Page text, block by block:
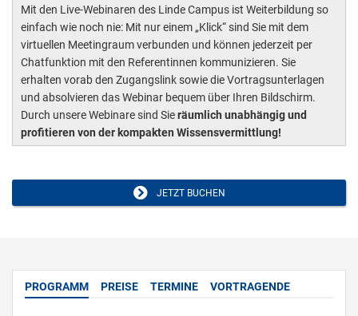
Mit den Live-Webinaren des Linde Campus ist Weiterbildung so
einfach wie noch nie: Mit nur einem „Klick“ sind Sie mit dem
virtuellen Meetingraum verbunden und können jederzeit per
Chatfunktion mit den Referentinnen kommunizieren. Sie
erhalten vorab den Zugangslink sowie die Vortragsunterlagen
und absolvieren das Webinar bequem über Ihren Bildschirm.
Durch unsere Webinare sind Sieräumlich unabhängig und
profitieren von der kompakten Wissensvermittlung!
JETZT BUCHEN
PROGRAMM PREISE TERMINE VORTRAGENDE